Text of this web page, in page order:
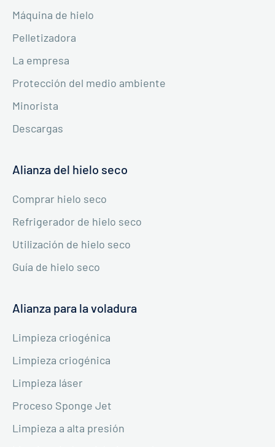
Máquina de hielo
Pelletizadora
La empresa
Protección del medio ambiente
Minorista
Descargas
Alianza del hielo seco
Comprar hielo seco
Refrigerador de hielo seco
Utilización de hielo seco
Guía de hielo seco
Alianza para la voladura
Limpieza criogénica
Limpieza criogénica
Limpieza láser
Proceso Sponge Jet
Limpieza a alta presión